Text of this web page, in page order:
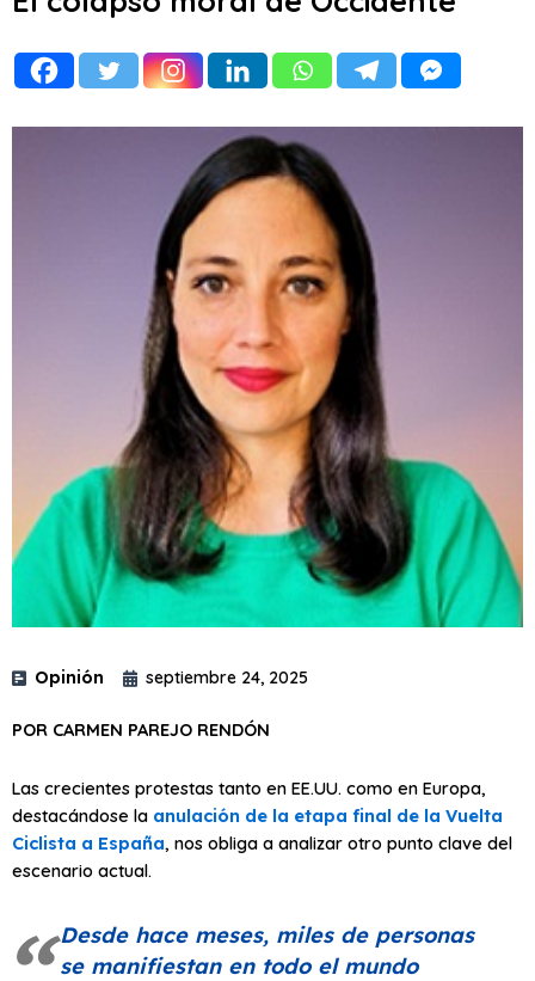
Opinión septiembre 24, 2025
POR CARMEN PAREJO RENDÓN
Las crecientes protestas tanto en EE.UU. como en Europa,
destacándose la anulación de la etapa final de la Vuelta
Ciclista a España, nos obliga a analizar otro punto clave del
escenario actual.
Desde hace meses, miles de personas
se manifiestan en todo el mundo